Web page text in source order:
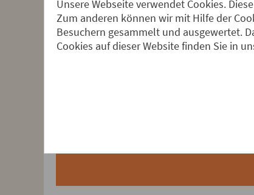
Radiosendung
Unsere Webseite verwendet Cookies.
Zum anderen können wir mit Hilfe der
Besuchern gesammelt und ausgewertet.
Cookies auf dieser Website finden Sie in